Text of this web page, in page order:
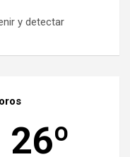
y detectar
26º